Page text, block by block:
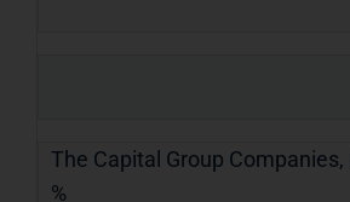
The Capital Group Companies,
%